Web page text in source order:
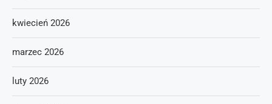
kwiecień 2026
marzec 2026
luty 2026